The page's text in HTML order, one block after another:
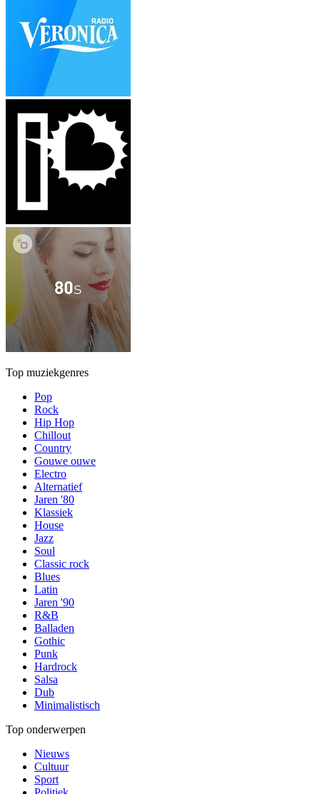
Top muziekgenres
Pop
Rock
Hip Hop
Chillout
Country
Gouwe ouwe
Electro
Alternatief
Jaren '80
Klassiek
House
Jazz
Soul
Classic rock
Blues
Latin
Jaren '90
R&B
Balladen
Gothic
Punk
Hardrock
Salsa
Dub
Minimalistisch
Top onderwerpen
Nieuws
Cultuur
Sport